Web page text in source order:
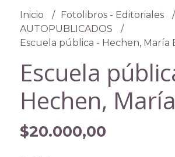
Inicio
Fotolibros - Editoriales
AUTOPUBLICADOS
Escuela pública - Hechen, María
Escuela
Hechen,
$20.000,00